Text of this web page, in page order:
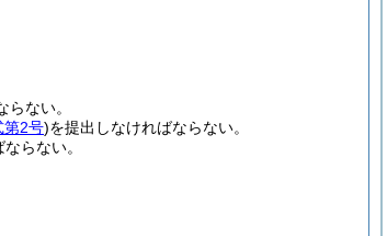
ない。
第2号)を提出しなければならない。
らない。